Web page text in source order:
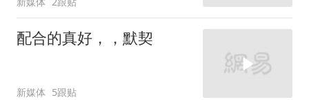
配合的真好，，默契
新媒体 5跟贴